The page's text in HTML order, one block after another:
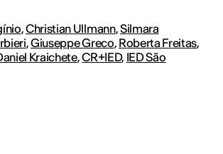
,Christian Ullmann,Silmara
,Giuseppe Greco, Roberta Freitas,
Kraichete,CR+IED, IED São